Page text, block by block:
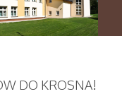
DO KROSNA!